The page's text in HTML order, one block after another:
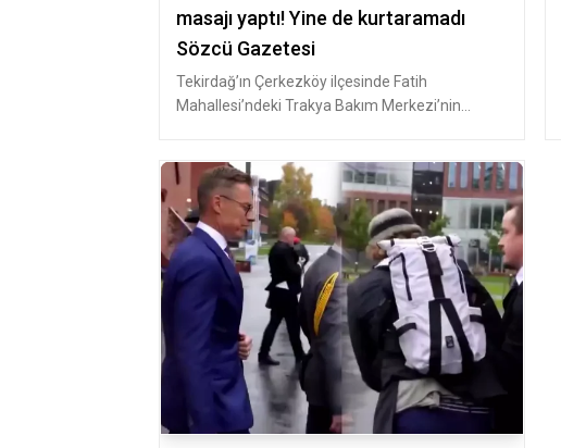
masajı yaptı! Yine de kurtaramadı
Sözcü Gazetesi
Tekirdağ’ın Çerkezköy ilçesinde Fatih
Mahallesi’ndeki Trakya Bakım Merkezi’nin